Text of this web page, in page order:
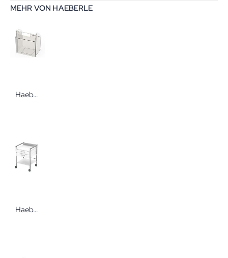
MEHR VON HAEBERLE
Haeberle Einzelschütten für Spritzen- und Kanülenspender Ersatzteil für Spender
Haeberle Variocar 45 Basiswagen Hochwertiger und nachrüstbarer Vielzweckwagen